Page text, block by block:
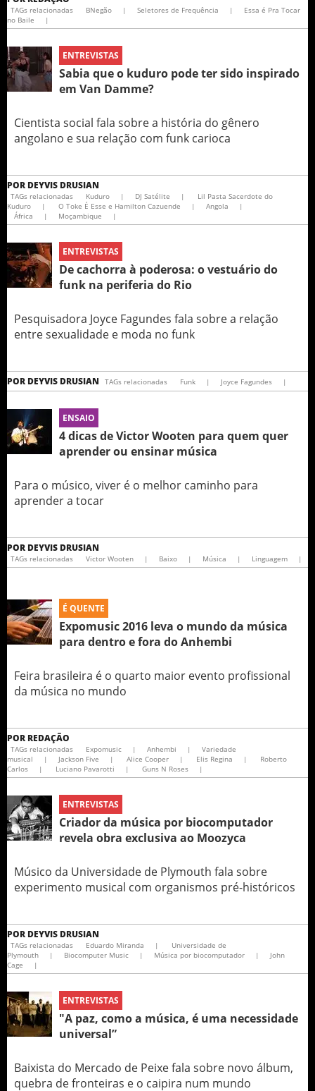
TAGs relacionadas BNegão | Seletores de Frequência |
Essa é Pra Tocar
no Baile
|
ENTREVISTAS
Sabia que o kuduro pode ter sido inspirado
em Van Damme?
Cientista social fala sobre a história do gênero
angolano e sua relação com funk carioca
POR DEYVIS DRUSIAN
TAGs relacionadas Kuduro | DJ Satélite |
Lil Pasta Sacerdote do
Kuduro
| O Toke É Esse e Hamilton Cazuende | Angola
|
África
| Moçambique |
ENTREVISTAS
De cachorra à poderosa: o vestuário do
funk na periferia do Rio
Pesquisadora Joyce Fagundes fala sobre a relação
entre sexualidade e moda no funk
POR DEYVIS DRUSIAN TAGs relacionadas Funk | Joyce Fagundes |
ENSAIO
4 dicas de Victor Wooten para quem quer
aprender ou ensinar música
Para o músico, viver é o melhor caminho para
aprender a tocar
POR DEYVIS DRUSIAN
TAGs relacionadas Victor Wooten | Baixo | Música | Linguagem |
É QUENTE
Expomusic 2016 leva o mundo da música
para dentro e fora do Anhembi
Feira brasileira é o quarto maior evento profissional
da música no mundo
POR REDAÇÃO
TAGs relacionadas Expomusic | Anhembi |
Variedade
musical
| Jackson Five | Alice Cooper | Elis Regina |
Roberto
Carlos
| Luciano Pavarotti | Guns N Roses |
ENTREVISTAS
Criador da música por biocomputador
revela obra exclusiva ao Moozyca
Músico da Universidade de Plymouth fala sobre
experimento musical com organismos pré-históricos
POR DEYVIS DRUSIAN
TAGs relacionadas Eduardo Miranda |
Universidade de
Plymouth
| Biocomputer Music | Música por biocomputador |
John
Cage
|
ENTREVISTAS
"A paz, como a música, é uma necessidade
universal”
Baixista do Mercado de Peixe fala sobre novo álbum,
quebra de fronteiras e o caipira num mundo